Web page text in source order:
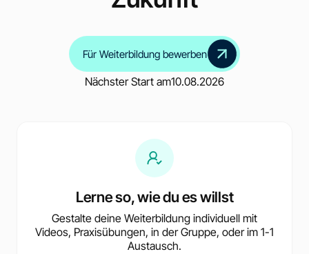
Für Weiterbildung bewerben
Nächster Start am10.08.2026
Lerne so, wie du es willst
Gestalte deine Weiterbildung individuell mit
Videos, Praxisübungen, in der Gruppe, oder im 1-1
Austausch.